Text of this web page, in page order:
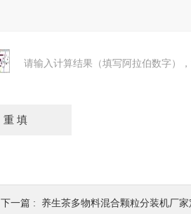
请输入计算结果（填写阿拉伯数字）
下一篇 : 养生茶多物料混合颗粒分装机厂家